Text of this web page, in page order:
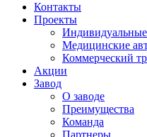
Контакты
Проекты
Медицинские
Коммерческий
Акции
Завод
О заводе
Преимущества
Команда
Партнеры